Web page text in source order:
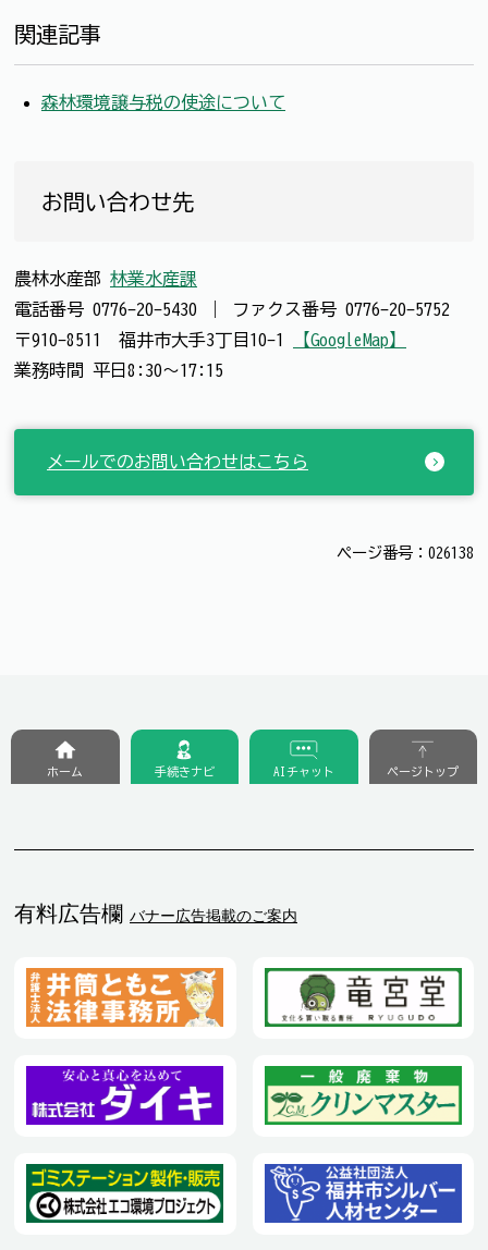
関連記事
森林環境譲与税の使途について
お問い合わせ先
農林水産部 林業水産課
電話番号 0776-20-5430 ファクス番号 0776-20-5752
〒910-8511 福井市大手3丁目10-1
【GoogleMap】
業務時間 平日8:30～17:15
メールでのお問い合わせはこちら
ページ番号：026138
有料広告欄 バナー広告掲載のご案内
ホーム 手続きナビ AIチャット ページトップ